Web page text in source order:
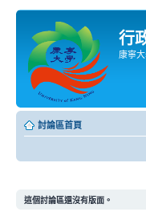
行
康寧
討論區首頁
這個討論區還沒有版面。